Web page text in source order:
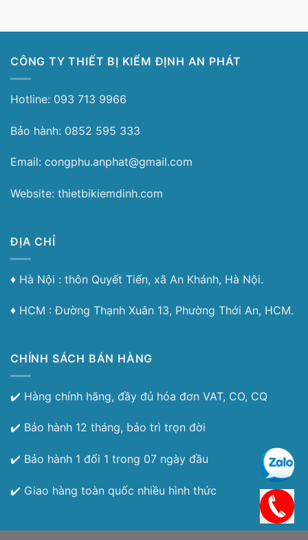
CÔNG TY THIẾT BỊ KIỂM ĐỊNH AN PHÁT
Hotline: 093 713 9966
Bảo hành: 0852 595 333
Email: congphu.anphat@gmail.com
Website: thietbikiemdinh.com
ĐỊA CHỈ
♦︎ Hà Nội : thôn Quyết Tiến, xã An Khánh, Hà Nội.
♦︎ HCM : Đường Thạnh Xuân 13, Phường Thới An, HCM.
CHÍNH SÁCH BÁN HÀNG
✔️ Hàng chính hãng, đầy đủ hóa đơn VAT, CO, CQ
✔️ Bảo hành 12 tháng, bảo trì trọn đời
✔️ Bảo hành 1 đổi 1 trong 07 ngày đầu
✔️ Giao hàng toàn quốc nhiều hình thức